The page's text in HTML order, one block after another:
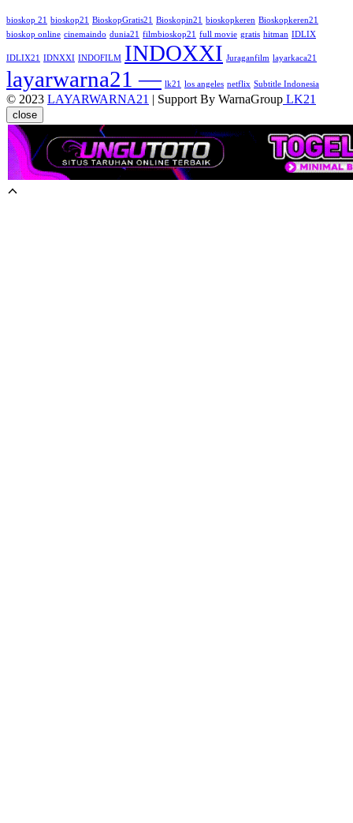
bioskop 21 bioskop21 BioskopGratis21 Bioskopin21 bioskopkeren Bioskopkeren21
bioskop online cinemaindo dunia21 filmbioskop21 full movie gratis hitman IDLIX
IDLIX21 IDNXXI INDOFILM INDOXXI Juraganfilm layarkaca21
layarwarna21 — lk21 los angeles netflix Subtitle Indonesia
© 2023 LAYARWARNA21 | Support By WarnaGroup LK21
close